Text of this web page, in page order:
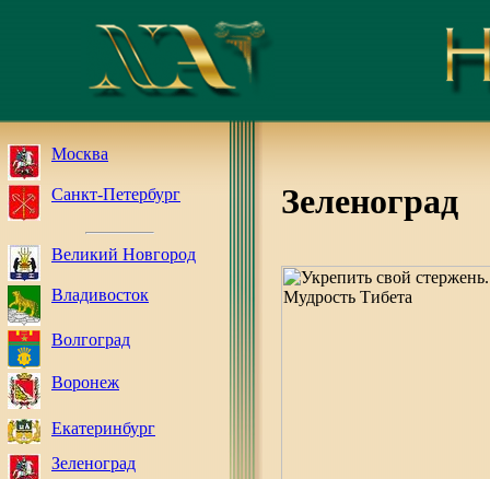
Москва
Санкт-Петербург
Великий Новгород
Владивосток
Волгоград
Воронеж
Екатеринбург
Зеленоград
Зеленоград